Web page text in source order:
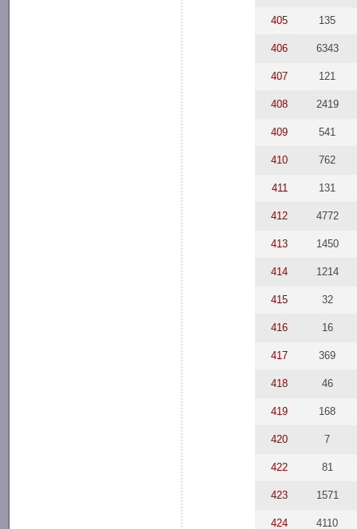
405 135
406 6343
407 121
408 2419
409 541
410 762
411 131
412 4772
413 1450
414 1214
415 32
416 16
417 369
418 46
419 168
420 7
422 81
423 1571
424 4110